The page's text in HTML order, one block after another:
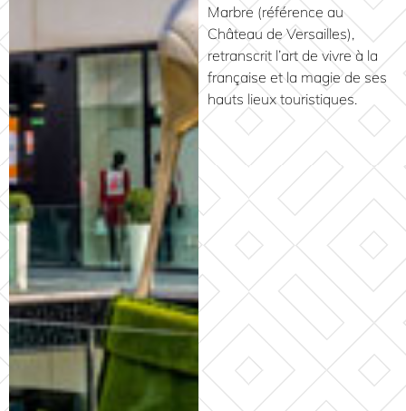
Marbre (référence au
Château de Versailles),
retranscrit l’art de vivre à la
française et la magie de ses
hauts lieux touristiques.